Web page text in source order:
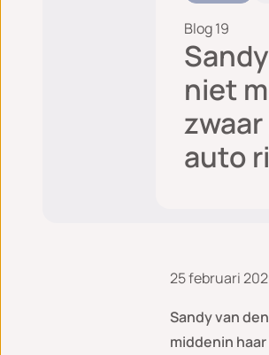
Blog 19
niet
auto
25 februari
Sandy van
middenin